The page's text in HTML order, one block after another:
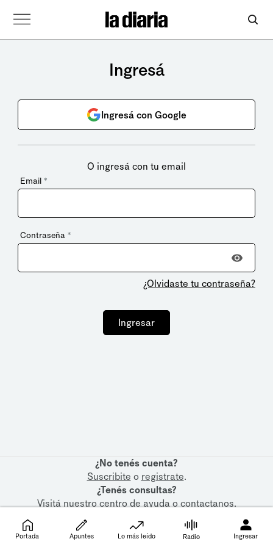
Ingresá
Ingresá con Google
O ingresá con tu email
Email *
Contraseña *
¿Olvidaste tu contraseña?
Ingresar
¿No tenés cuenta?
Suscribite o registrate.
¿Tenés consultas?
Visitá nuestrocentro de ayudaocontactanos.
Portada Apuntes Lo más leído Radio Ingresar